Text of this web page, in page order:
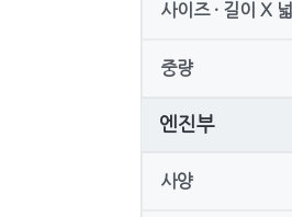
사이즈 · 길이 X
중량
엔진부
사양